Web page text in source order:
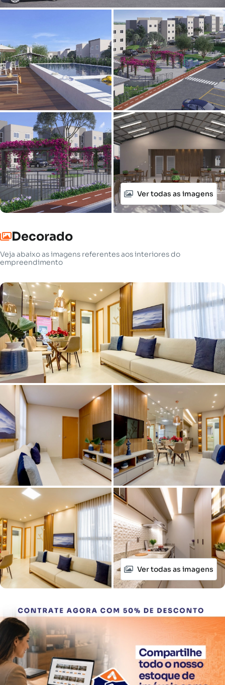
Ver todas as imagens
Decorado
Veja abaixo as imagens referentes aos interiores do
empreendimento
Ver todas as imagens